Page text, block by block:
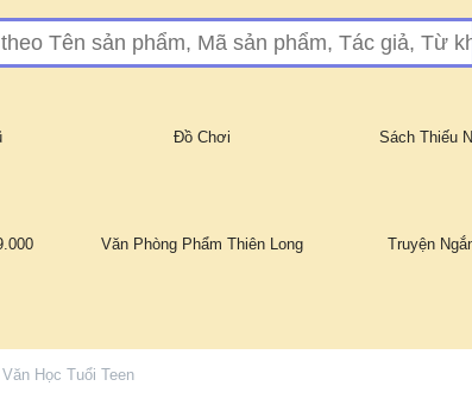
Đồ Chơi Sách Thiếu
Văn Phòng Phẩm Thiên Long Truyện
Văn Học Tuổi Teen